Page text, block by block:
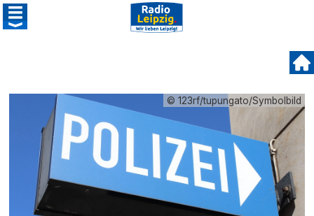
© 123rf/tupungato/Symbolbild